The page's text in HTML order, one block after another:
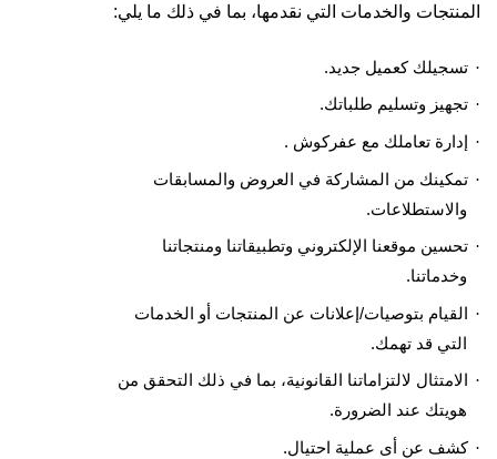
المنتجات والخدمات التي نقدمها، بما في ذلك ما يلي:
· تسجيلك كعميل جديد.
· تجهيز وتسليم طلباتك.
· إدارة تعاملك مع عفركوش .
· تمكينك من المشاركة في العروض والمسابقات
والاستطلاعات.
· تحسين موقعنا الإلكتروني وتطبيقاتنا ومنتجاتنا
وخدماتنا.
· القيام بتوصيات/إعلانات عن المنتجات أو الخدمات
التي قد تهمك.
·
الامتثال لالتزاماتنا القانونية، بما في ذلك التحقق من
هويتك عند الضرورة.
· كشف عن أى عملية احتيال.